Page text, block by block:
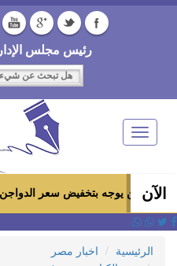
رئيس مجلس
Toggle
navigation
الآن
سعر الدواجن المجمدة إلى 100 جنيه للكيلو بالمجمعات الاستهلاكية ومعارض
الرئيسية
اخبار مصر